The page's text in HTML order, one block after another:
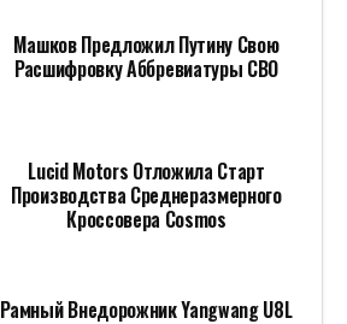
Машков Предложил Путину Свою
Расшифровку Аббревиатуры СВО
Lucid Motors Отложила Старт
Производства Среднеразмерного
Кроссовера Cosmos
Рамный Внедорожник Yangwang U8L